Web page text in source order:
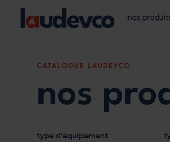
Main
nos
CATALOGUE LAUDEVCO
nos
type d'équipement